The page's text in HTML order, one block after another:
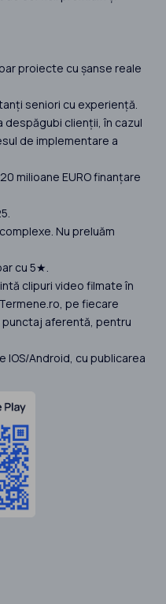
proiecte cu șanse reale
seniori cu experiență.
despăgubi clienții, în cazul
de implementare a
milioane EURO finanțare
Nu preluăm
cu 5★.
clipuri video filmate în
pe fiecare
punctaj aferentă, pentru
IOS/Android, cu publicarea